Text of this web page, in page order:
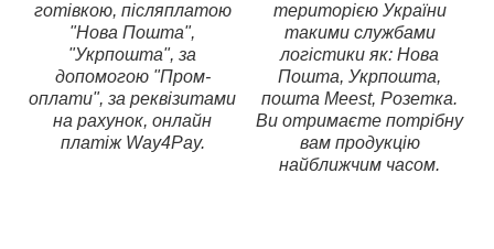
готівкою, післяплатою
"Нова Пошта",
"Укрпошта", за
допомогою "Пром-
оплати", за реквізитами
на рахунок, онлайн
платіж Way4Pay.
територією України
такими службами
логістики як: Нова
Пошта, Укрпошта,
пошта Meest, Розетка.
Ви отримаєте потрібну
вам продукцію
найближчим часом.